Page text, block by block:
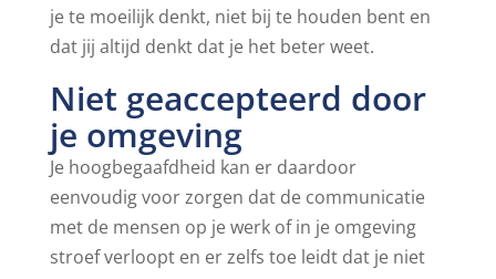
je te moeilijk denkt, niet bij te houden bent en
dat jij altijd denkt dat je het beter weet.
Niet geaccepteerd door
je omgeving
Je hoogbegaafdheid kan er daardoor
eenvoudig voor zorgen dat de communicatie
met de mensen op je werk of in je omgeving
stroef verloopt en er zelfs toe leidt dat je niet